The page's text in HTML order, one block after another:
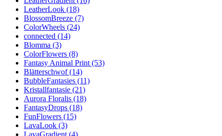
LeatherLook (18)
BlossomBreeze (7)
ColorWheels (24)
connected (14)
Blomma (3)
ColorFlowers (8)
Fantasy Animal Print (53)
Blätterschwof (14)
BubbleFantasies (11)
Kristallfantasie (21)
Aurora Floralis (18)
FantasyDrops (18)
FunFlowers (15)
LavaLook (3)